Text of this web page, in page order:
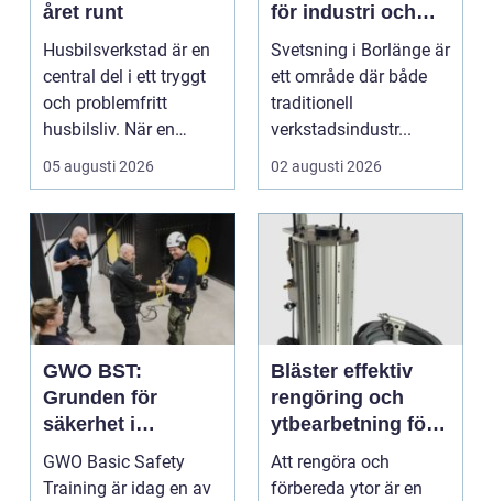
året runt
Husbilsverkstad är en
central del i ett tryggt
och problemfritt
husbilsliv. När en
husbil ...
05 augusti 2026
för industri och
konstruktion
Svetsning i Borlänge är
ett område där både
traditionell
verkstadsindustr...
02 augusti 2026
GWO BST:
Grunden för
säkerhet i
vindkraftsbransch
en
GWO Basic Safety
Training är idag en av
Bläster effektiv
rengöring och
ytbearbetning för
proffs och
hantverkare
Att rengöra och
förbereda ytor är en